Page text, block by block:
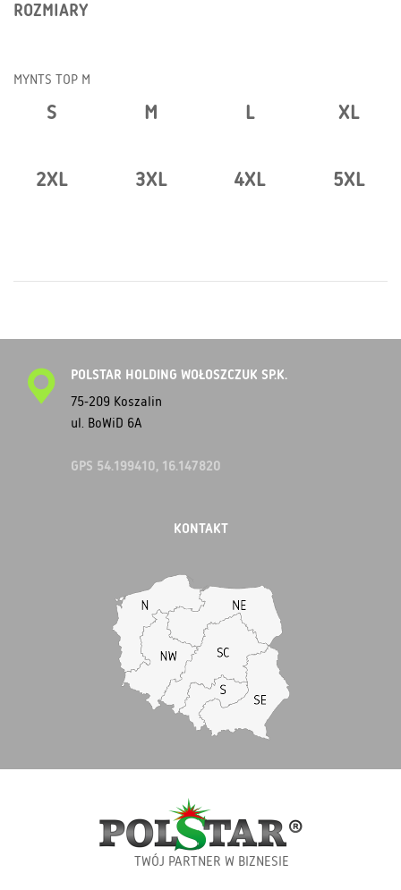
ROZMIARY
MYNTS TOP M
S M L XL
2XL 3XL 4XL 5XL
POLSTAR HOLDING WOŁOSZCZUK SP.K.
75-209 Koszalin
ul. BoWiD 6A
GPS 54.199410, 16.147820
KONTAKT
TWÓJ PARTNER W BIZNESIE